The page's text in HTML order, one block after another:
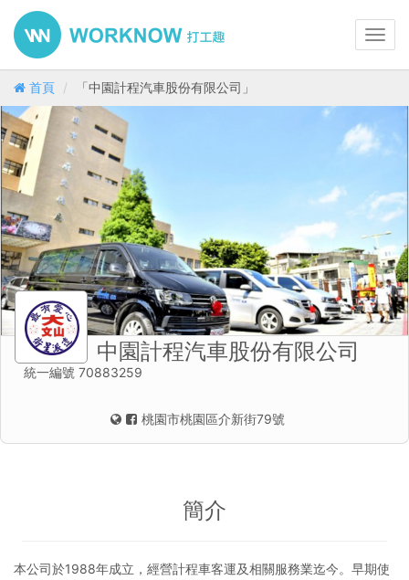
首頁 「中園計程汽車股份有限公司」
中園計程汽車股份有限公司
統一編號 70883259
桃園市桃園區介新街79號
簡介
本公司於1988年成立，經營計程車客運及相關服務業迄今。早期使